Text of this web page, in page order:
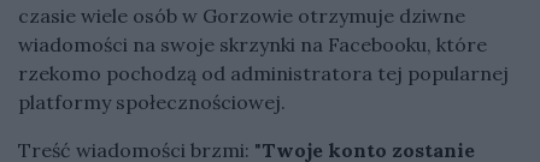
czasie wiele osób w Gorzowie otrzymuje dziwne
wiadomości na swoje skrzynki na Facebooku, które
rzekomo pochodzą od administratora tej popularnej
platformy społecznościowej.
Treść wiadomości brzmi: "Twoje konto zostanie